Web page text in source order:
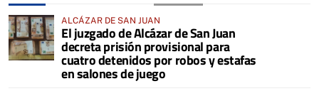
ALCÁZAR DE SAN JUAN
El juzgado de Alcázar de San Juan
decreta prisión provisional para
cuatro detenidos por robos y estafas
en salones de juego